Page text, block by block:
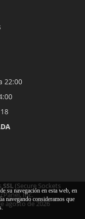
22:00
SSL(Secure Sockets
Inc.
agosto de 2026
su navegación en esta web, en
navegando consideramos que